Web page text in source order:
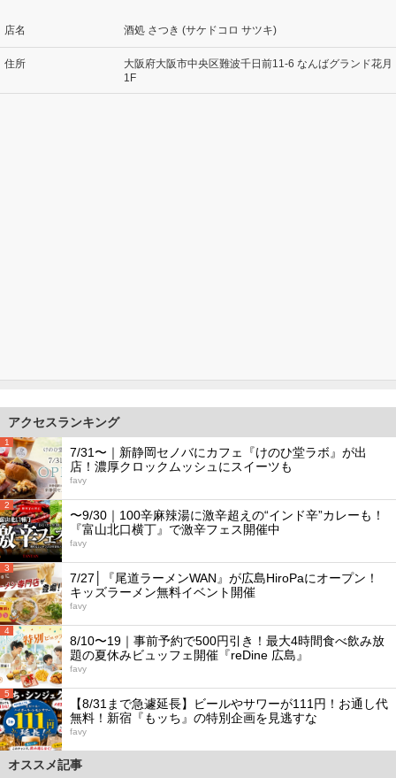
店名 酒処 さつき (サケドコロ サツキ)
住所
大阪府大阪市中央区難波千日前11-6 なんばグランド花月
1F
アクセスランキング
1
7/31〜｜新静岡セノバにカフェ『けのひ堂ラボ』が出
店！濃厚クロックムッシュにスイーツも
favy
2
〜9/30｜100辛麻辣湯に激辛超えの“インド辛”カレーも！
『富山北口横丁』で激辛フェス開催中
favy
3
7/27│『尾道ラーメンWAN』が広島HiroPaにオープン！
キッズラーメン無料イベント開催
favy
4
8/10〜19｜事前予約で500円引き！最大4時間食べ飲み放
題の夏休みビュッフェ開催『reDine 広島』
favy
5
【8/31まで急遽延長】ビールやサワーが111円！お通し代
無料！新宿『もッち』の特別企画を見逃すな
favy
オススメ記事